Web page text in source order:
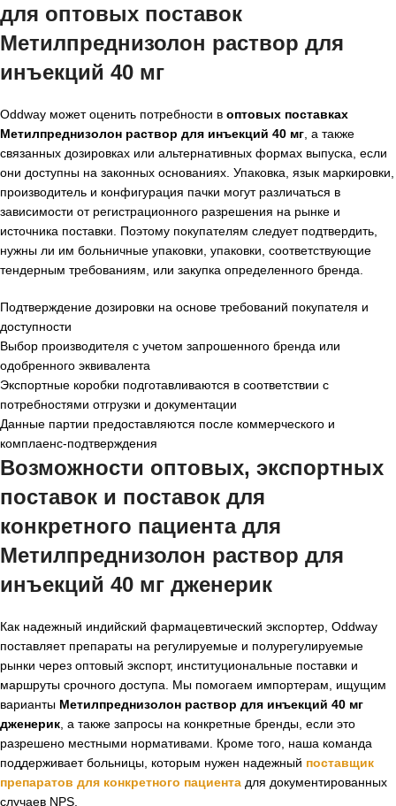
для оптовых поставок
Метилпреднизолон раствор для
инъекций 40 мг
Oddway может оценить потребности в оптовых поставках
Метилпреднизолон раствор для инъекций 40 мг , а также
связанных дозировках или альтернативных формах выпуска, если
они доступны на законных основаниях. Упаковка, язык маркировки,
производитель и конфигурация пачки могут различаться в
зависимости от регистрационного разрешения на рынке и
источника поставки. Поэтому покупателям следует подтвердить,
нужны ли им больничные упаковки, упаковки, соответствующие
тендерным требованиям, или закупка определенного бренда.
Подтверждение дозировки на основе требований покупателя и
доступности
Выбор производителя с учетом запрошенного бренда или
одобренного эквивалента
Экспортные коробки подготавливаются в соответствии с
потребностями отгрузки и документации
Данные партии предоставляются после коммерческого и
комплаенс-подтверждения
Возможности оптовых, экспортных
поставок и поставок для
конкретного пациента для
Метилпреднизолон раствор для
инъекций 40 мг дженерик
Как надежный индийский фармацевтический экспортер, Oddway
поставляет препараты на регулируемые и полурегулируемые
рынки через оптовый экспорт, институциональные поставки и
маршруты срочного доступа. Мы помогаем импортерам, ищущим
варианты Метилпреднизолон раствор для инъекций 40 мг
дженерик , а также запросы на конкретные бренды, если это
разрешено местными нормативами. Кроме того, наша команда
поддерживает больницы, которым нужен надежный поставщик
препаратов для конкретного пациента для документированных
случаев NPS.